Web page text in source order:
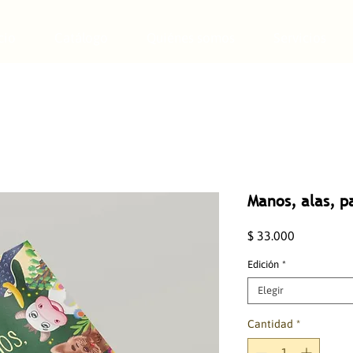
Manos, alas,
$ 33.000
Edición *
Elegir
Cantidad *